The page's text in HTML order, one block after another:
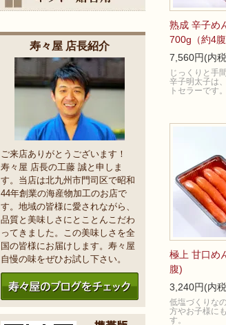
熟成 辛子め
700g（約4腹
7,560円(内
じっくりと手
辛子明太子は
トセラーです。
極上 甘口め
腹)
3,240円(内
低塩づくりな
方やお子様に
す。
寿々屋 店長紹介
ご来店ありがとうございます！
寿々屋 店長の工藤 誠と申しま
す。当店は北九州市門司区で昭和
44年創業の海産物加工のお店で
す。地域の皆様に愛されながら、
品質と美味しさにとことんこだわ
ってきました。この美味しさを全
国の皆様にお届けします。寿々屋
自慢の味をぜひお試し下さい。